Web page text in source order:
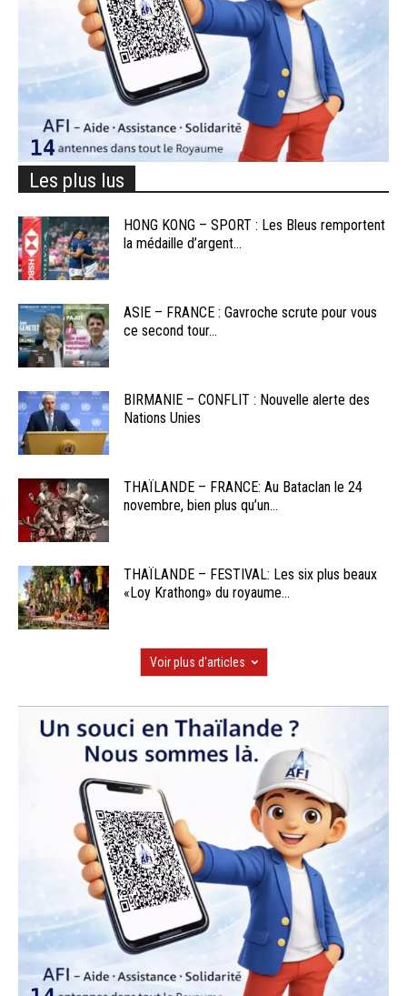
Les plus lus
HONG KONG – SPORT : Les Bleus remportent
la médaille d’argent...
ASIE – FRANCE : Gavroche scrute pour vous
ce second tour...
BIRMANIE – CONFLIT : Nouvelle alerte des
Nations Unies
THAÏLANDE – FRANCE: Au Bataclan le 24
novembre, bien plus qu’un...
THAÏLANDE – FESTIVAL: Les six plus beaux
«Loy Krathong» du royaume...
Voir plus d'articles